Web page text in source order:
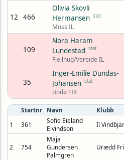
12 466
Olivia Skovli
Hermansen stat
Moss IL
109
Nora Haram
Lundestad stat
Fjellhug/Vereide IL
35
Inger-Emilie Dundas-
Johansen stat
Bodø FIK
Startnr Navn Klubb
1
361
Sofie Eieland
Eivindson
Il
2 754
Maja
Gundersen
Palmgren
Urædd